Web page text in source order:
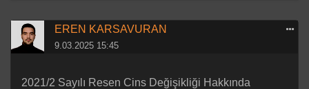
EREN KARSAVURAN
9.03.2025 15:45
2021/2 Sayılı Resen Cins Değişikliği Hakkında